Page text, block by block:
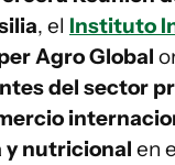
, el Instituto
Agro Global
del sector
nutricional en